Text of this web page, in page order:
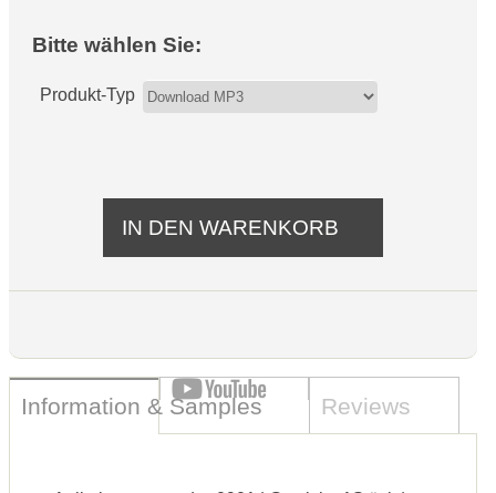
Bitte wählen Sie:
Produkt-Typ
Information & Samples Reviews